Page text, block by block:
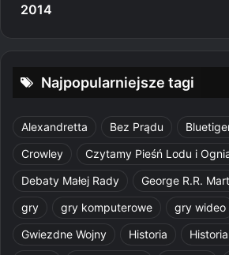
2014
Najpopularniejsze tagi
Alexandretta Bez Prądu
Crowley
Czytamy Pieśń Lodu i
Debaty Małej Rady
George R.R.
gry
gry komputerowe
gry wideo
Gwiezdne Wojny
Historia